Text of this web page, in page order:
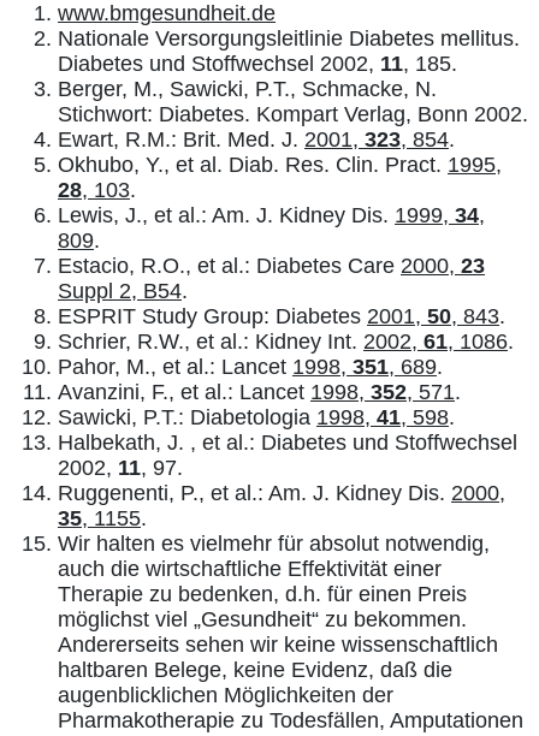
www.bmgesundheit.de
Nationale Versorgungsleitlinie Diabetes mellitus.
Diabetes und Stoffwechsel 2002, 11, 185.
Berger, M., Sawicki, P.T., Schmacke, N.
Stichwort: Diabetes. Kompart Verlag, Bonn 2002.
Ewart, R.M.: Brit. Med. J. 2001, 323, 854.
Okhubo, Y., et al. Diab. Res. Clin. Pract. 1995,
28, 103.
Lewis, J., et al.: Am. J. Kidney Dis. 1999, 34,
809.
Estacio, R.O., et al.: Diabetes Care 2000, 23
Suppl 2, B54.
ESPRIT Study Group: Diabetes 2001, 50, 843.
Schrier, R.W., et al.: Kidney Int. 2002, 61, 1086.
Pahor, M., et al.: Lancet 1998, 351, 689.
Avanzini, F., et al.: Lancet 1998, 352, 571.
Sawicki, P.T.: Diabetologia 1998, 41, 598.
Halbekath, J. , et al.: Diabetes und Stoffwechsel
2002, 11, 97.
Ruggenenti, P., et al.: Am. J. Kidney Dis. 2000,
35, 1155.
Wir halten es vielmehr für absolut notwendig,
auch die wirtschaftliche Effektivität einer
Therapie zu bedenken, d.h. für einen Preis
möglichst viel „Gesundheit“ zu bekommen.
Andererseits sehen wir keine wissenschaftlich
haltbaren Belege, keine Evidenz, daß die
augenblicklichen Möglichkeiten der
Pharmakotherapie zu Todesfällen, Amputationen